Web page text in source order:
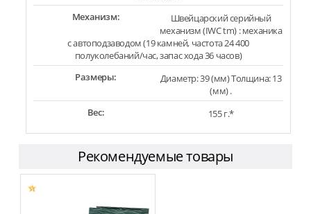
Механизм:
Швейцарский серийный
механизм (IWC tm) : механика
с автоподзаводом (19 камней, частота 24 400
полуколебаний/час, запас хода 36 часов)
Размеры:
Диаметр: 39 (мм) Толщина: 13
(мм) .
Вес:
155 г.*
Рекомендуемые товары